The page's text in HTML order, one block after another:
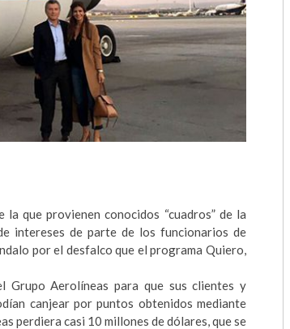
que provienen conocidos “cuadros” de la
intereses de parte de los funcionarios de
por el desfalco que el programa Quiero,
Grupo Aerolíneas para que sus clientes y
canjear por puntos obtenidos mediante
perdiera casi 10 millones de dólares, que se